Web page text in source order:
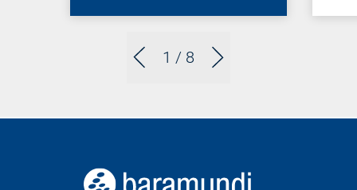
1 / 8